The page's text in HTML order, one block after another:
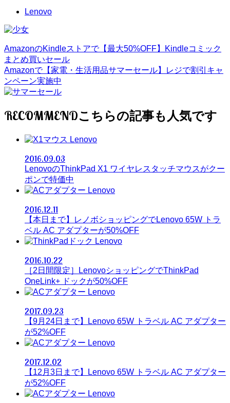
Lenovo
AmazonのKindleストアで【最大50%OFF】Kindleコミック
まとめ買いセール
Amazonで【家電・生活用品サマーセール】レジで割引キャ
ンペーン実施中
RECOMMEND
Lenovo
2016.09.03
LenovoのThinkPad X1 ワイヤレスタッチマウスがクー
ポンで特価中
Lenovo
2016.12.11
【本日まで】レノボショッピングでLenovo 65W トラ
ベル AC アダプターが50%OFF
Lenovo
2016.10.22
［2日間限定］LenovoショッピングでThinkPad
OneLink+ ドックが50%OFF
Lenovo
2017.09.23
【9月24日まで】Lenovo 65W トラベル AC アダプター
が52%OFF
Lenovo
2017.12.02
【12月3日まで】Lenovo 65W トラベル AC アダプター
が52%OFF
Lenovo